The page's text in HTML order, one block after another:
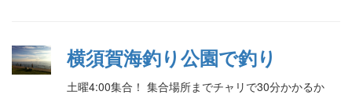
横須賀海釣り公園で釣り
土曜4:00集合！ 集合場所までチャリで30分かかるか